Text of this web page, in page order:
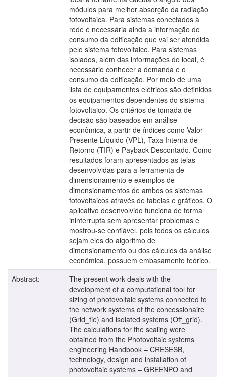
módulos para melhor absorção da radiação
fotovoltaica. Para sistemas conectados à
rede é necessária ainda a informação do
consumo da edificação que vai ser atendida
pelo sistema fotovoltaico. Para sistemas
isolados, além das informações do local, é
necessário conhecer a demanda e o
consumo da edificação. Por meio de uma
lista de equipamentos elétricos são definidos
os equipamentos dependentes do sistema
fotovoltaico. Os critérios de tomada de
decisão são baseados em análise
econômica, a partir de índices como Valor
Presente Líquido (VPL), Taxa Interna de
Retorno (TIR) e Payback Descontado. Como
resultados foram apresentados as telas
desenvolvidas para a ferramenta de
dimensionamento e exemplos de
dimensionamentos de ambos os sistemas
fotovoltaicos através de tabelas e gráficos. O
aplicativo desenvolvido funciona de forma
ininterrupta sem apresentar problemas e
mostrou-se confiável, pois todos os cálculos
sejam eles do algoritmo de
dimensionamento ou dos cálculos da análise
econômica, possuem embasamento teórico.
Abstract:
The present work deals with the
development of a computational tool for
sizing of photovoltaic systems connected to
the network systems of the concessionaire
(Grid_tie) and isolated systems (Off_grid).
The calculations for the scaling were
obtained from the Photovoltaic systems
engineering Handbook – CRESESB,
technology, design and installation of
photovoltaic systems – GREENPO and